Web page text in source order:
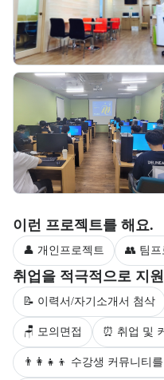
이런 프로젝트를 해요.
부트캠프 과정에서 진행하는
👤 개인프로젝트 👥 팀프
취업을 적극적으로 지
부트캠프 수강생을 대상으로
📝 이력서/자기소개서 첨삭
🪑 모의면접 ⏰ 취업 및
👨‍👩‍👧‍👦 수강생 커뮤니티